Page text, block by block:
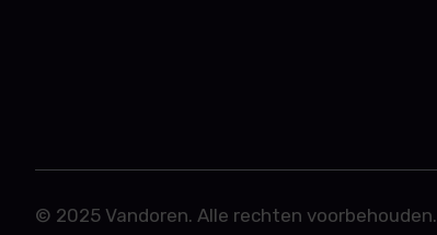
© 2025 Vandoren. Alle rechten voorbehouden.